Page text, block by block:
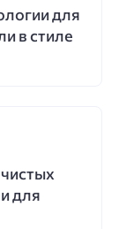
для
в стиле
для